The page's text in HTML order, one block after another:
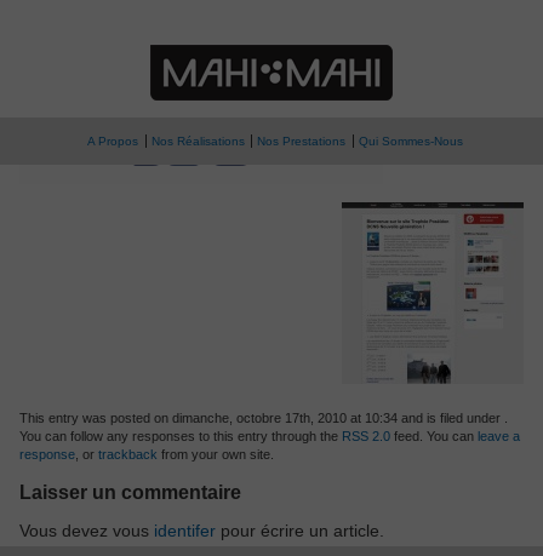
A Propos Nos Réalisations Nos Prestations Qui Sommes-Nous
This entry was posted on dimanche, octobre 17th, 2010 at 10:34 and is filed under .
You can follow any responses to this entry through the RSS 2.0feed. You can leave a
response, or trackback from your own site.
Laisser un commentaire
Vous devez vous identiferpour écrire un article.